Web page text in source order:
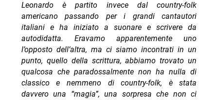
Leonardo è partito invece dal country-folk
americano passando per i grandi cantautori
italiani e ha iniziato a suonare e scrivere da
autodidatta. Eravamo apparentemente uno
l’opposto dell’altra, ma ci siamo incontrati in un
punto, quello della scrittura, abbiamo trovato un
qualcosa che paradossalmente non ha nulla di
classico e nemmeno di country-folk, è stata
davvero una “magia”, una sorpresa che non ci